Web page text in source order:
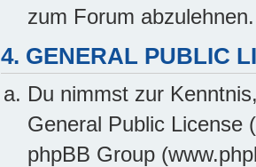
zum Forum abzulehnen.
4. GENERAL PUBLIC
Du nimmst zur
General Public License
phpBB Group